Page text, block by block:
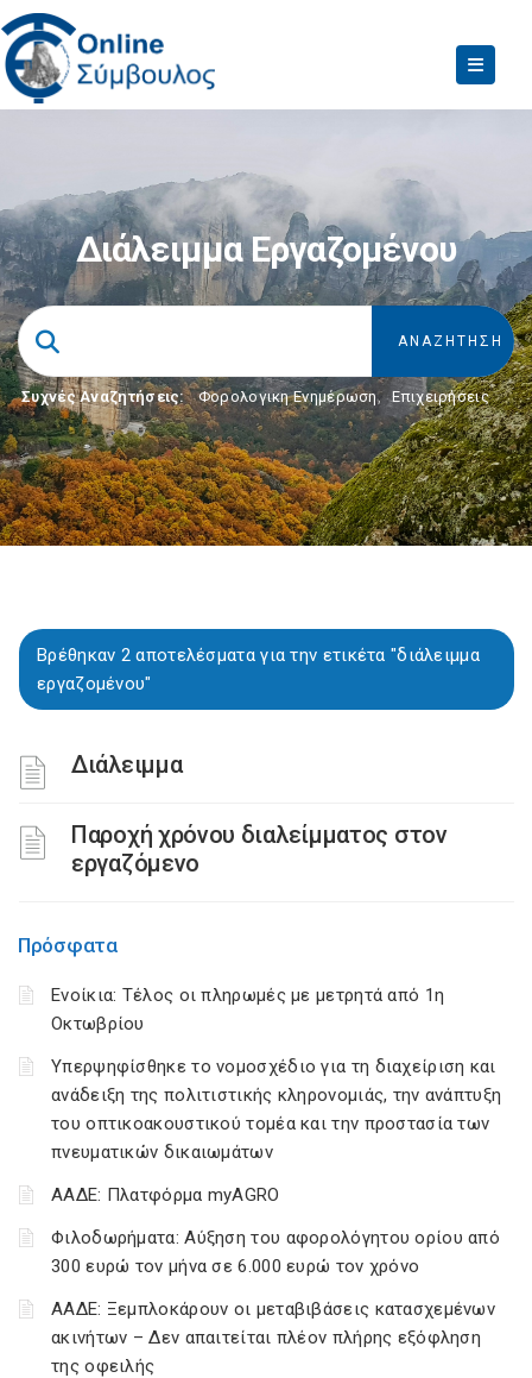
Διάλειμμα Εργαζομένου
Συχνές Αναζητήσεις: Φορολογικη Ενημέρωση, Επιχειρήσεις
Βρέθηκαν 2 αποτελέσματα για την ετικέτα "διάλειμμα
εργαζομένου"
Διάλειμμα
Παροχή χρόνου διαλείμματος στον
εργαζόμενο
Πρόσφατα
Ενοίκια: Τέλος οι πληρωμές με μετρητά από 1η
Οκτωβρίου
Υπερψηφίσθηκε το νομοσχέδιο για τη διαχείριση και
ανάδειξη της πολιτιστικής κληρονομιάς, την ανάπτυξη
του οπτικοακουστικού τομέα και την προστασία των
πνευματικών δικαιωμάτων
ΑΑΔΕ: Πλατφόρμα myAGRO
Φιλοδωρήματα: Αύξηση του αφορολόγητου ορίου από
300 ευρώ τον μήνα σε 6.000 ευρώ τον χρόνο
ΑΑΔΕ: Ξεμπλοκάρουν οι μεταβιβάσεις κατασχεμένων
ακινήτων – Δεν απαιτείται πλέον πλήρης εξόφληση
της οφειλής